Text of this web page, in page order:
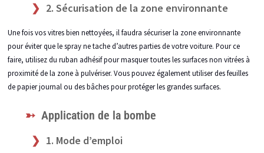
2. Sécurisation de la zone environnante
Une fois vos vitres bien nettoyées, il faudra sécuriser la zone environnante
pour éviter que le spray ne tache d’autres parties de votre voiture. Pour ce
faire, utilisez du ruban adhésif pour masquer toutes les surfaces non vitrées à
proximité de la zone à pulvériser. Vous pouvez également utiliser des feuilles
de papier journal ou des bâches pour protéger les grandes surfaces.
Application de la bombe
1. Mode d’emploi